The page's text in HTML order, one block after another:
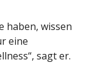
haben, wissen
eine
sagt er.